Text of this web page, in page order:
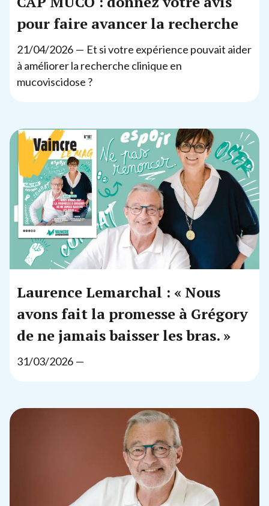
pour faire avancer la recherche
21/04/2026 — Et si votre expérience pouvait aider
à améliorer la recherche clinique en
mucoviscidose ?
Laurence Lemarchal : « Nous
avons fait la promesse à Grégory
de ne jamais baisser les bras. »
31/03/2026 —